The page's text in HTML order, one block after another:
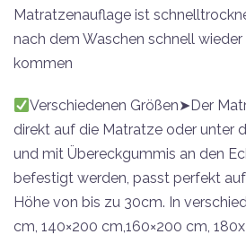
Matratzenauflage ist
nach dem Waschen schnell
kommen
Verschiedenen Größen➤Der
direkt auf die Matratze oder unter
und mit Übereckgummis an den
befestigt werden, passt perfekt
Höhe von bis zu 30cm. In
cm, 140×200 cm,160×200 cm,